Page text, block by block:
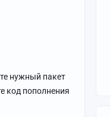
нужный пакет
код пополнения